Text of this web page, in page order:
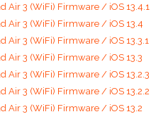
Air 3 (WiFi) Firmware / iOS 13.4.1
Air 3 (WiFi) Firmware / iOS 13.4
Air 3 (WiFi) Firmware / iOS 13.3.1
Air 3 (WiFi) Firmware / iOS 13.3
Air 3 (WiFi) Firmware / iOS 13.2.3
Air 3 (WiFi) Firmware / iOS 13.2.2
Air 3 (WiFi) Firmware / iOS 13.2